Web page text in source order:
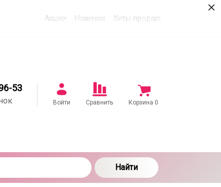
Акции Новинки Хиты продаж
53
Войти Сравнить Корзина 0
Найти
с настоящим соглашением в
×